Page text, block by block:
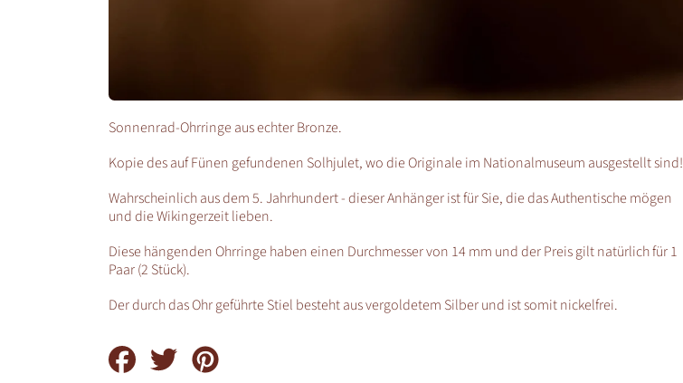
Sonnenrad-Ohrringe aus echter Bronze.
Kopie des auf Fünen gefundenen Solhjulet, wo die Originale im Nationalmuseum ausgestellt sind!
Wahrscheinlich aus dem 5. Jahrhundert - dieser Anhänger ist für Sie, die das Authentische mögen
und die Wikingerzeit lieben.
Diese hängenden Ohrringe haben einen Durchmesser von 14 mm und der Preis gilt natürlich für 1
Paar (2 Stück).
Der durch das Ohr geführte Stiel besteht aus vergoldetem Silber und ist somit nickelfrei.
Auf
Facebook
Auf
Twitter